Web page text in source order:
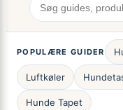
POPULÆRE GUIDER
Luftkøler
Hunde Tapet